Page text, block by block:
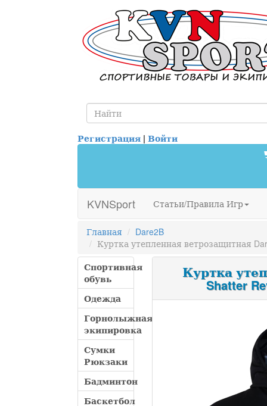
Регистрация | Войти
KVNSport Статьи/Правила Игр
Главная
Dare2B
Куртка утепленная ветрозащитная
Спортивная
обувь
Одежда
Горнолыжная
экипировка
Сумки
Рюкзаки
Бадминтон
Баскетбол
Куртка
Shatter